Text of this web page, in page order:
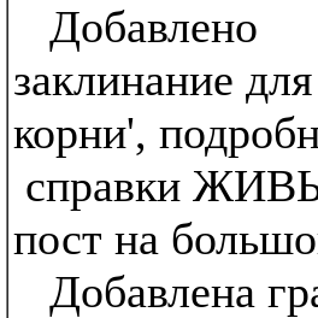
Добавлено
заклинание
корни',
справки
пост на
Добавлена